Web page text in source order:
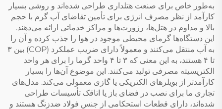
به‌طور خاص برای صنعت هتلداری طراحی شده‌اند و روشی بسیار
کارآمد از نظر مصرف انرژی برای تأمین تقاضای آب گرم با حجم
بالا و مداوم در هتل‌ها، رزورت‌ها و مراکز خدماتی ارائه می‌دهند.
این دستگاه‌ها گرمای محیطی موجود در هوا را جذب کرده و آن را
به آب منتقل می‌کنند و معمولاً دارای ضریب عملکرد (COP) بین ۳
تا ۴ هستند، به این معنی که ۳ تا ۴ واحد گرما را برای هر واحد
الکتریسیته مصرفی تولید می‌کنند. این موضوع آن‌ها را بسیار
کارآمدتر از بویلرهای الکتریکی یا گازی معمولی می‌کند. مدل‌های
تجاری ما برای نصب در فضای باز یا اتاقک تأسیسات طراحی
شده‌اند، دارای قطعات استحکامی از جنس فولاد ضدزنگ هستند و